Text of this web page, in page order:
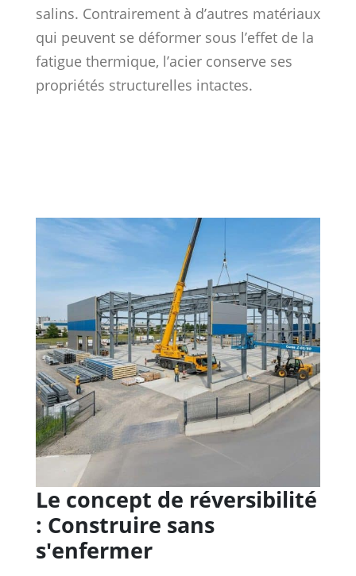
salins. Contrairement à d’autres matériaux
qui peuvent se déformer sous l’effet de la
fatigue thermique, l’acier conserve ses
propriétés structurelles intactes.
Le concept de réversibilité
: Construire sans
s'enfermer